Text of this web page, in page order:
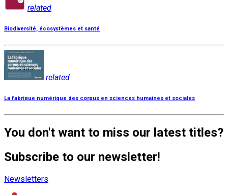
related
Biodiversité, écosystèmes et santé
related
La fabrique numérique des corpus en sciences humaines et sociales
You don't want to miss our latest titles?
Subscribe to our newsletter!
Newsletters